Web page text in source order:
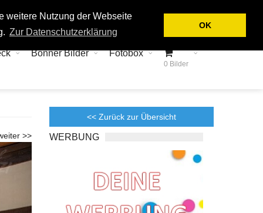
weitere Nutzung der Webseite
Zur Datenschutzerklärung
OK
Login Kontakt
Bonner Bilder Fotobox
0 Bilder
>>
<< Zurück zur Übersicht
WERBUNG